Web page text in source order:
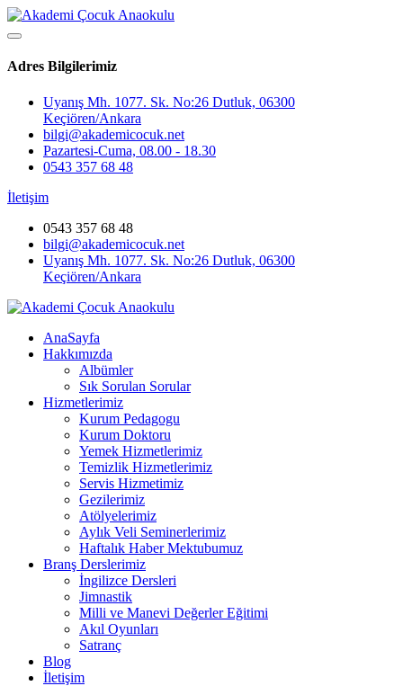
Adres Bilgilerimiz
Uyanış Mh. 1077. Sk. No:26 Dutluk, 06300
Keçiören/Ankara
bilgi@akademicocuk.net
Pazartesi-Cuma, 08.00 - 18.30
0543 357 68 48
İletişim
0543 357 68 48
bilgi@akademicocuk.net
Uyanış Mh. 1077. Sk. No:26 Dutluk, 06300
Keçiören/Ankara
AnaSayfa
Hakkımızda
Albümler
Sık Sorulan Sorular
Hizmetlerimiz
Kurum Pedagogu
Kurum Doktoru
Yemek Hizmetlerimiz
Temizlik Hizmetlerimiz
Servis Hizmetimiz
Gezilerimiz
Atölyelerimiz
Aylık Veli Seminerlerimiz
Haftalık Haber Mektubumuz
Branş Derslerimiz
İngilizce Dersleri
Jimnastik
Milli ve Manevi Değerler Eğitimi
Akıl Oyunları
Satranç
Blog
İletişim